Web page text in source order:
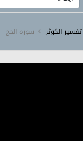
الکوثر سورہ ‎الحج